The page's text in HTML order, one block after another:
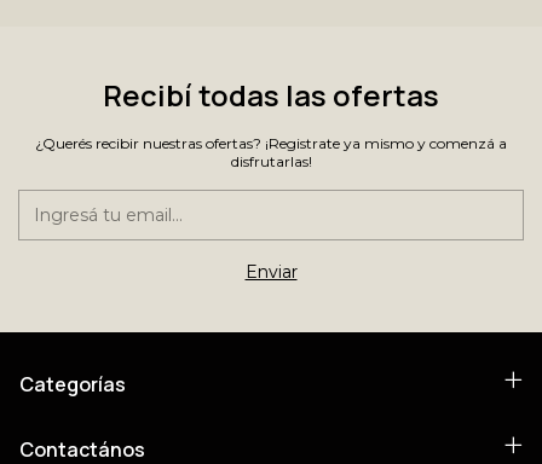
Recibí todas las ofertas
¿Querés recibir nuestras ofertas? ¡Registrate ya mismo y comenzá a
disfrutarlas!
Categorías
Contactános